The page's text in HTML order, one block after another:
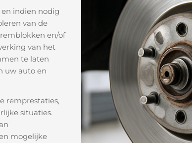
indien nodig
van de
en/of
van het
te laten
uw auto en
remprestaties,
situaties.
mogelijke